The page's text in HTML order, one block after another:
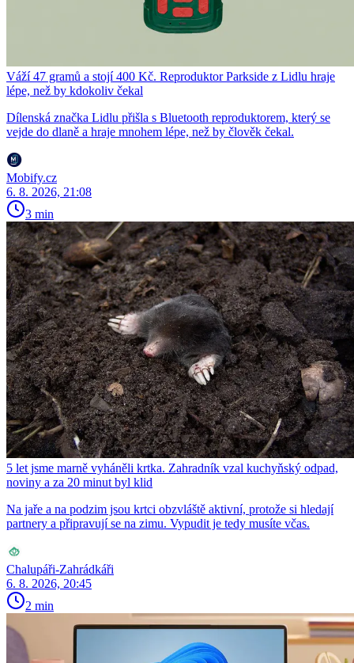
Váží 47 gramů a stojí 400 Kč. Reproduktor Parkside z Lidlu hraje
lépe, než by kdokoliv čekal
Dílenská značka Lidlu přišla s Bluetooth reproduktorem, který se
vejde do dlaně a hraje mnohem lépe, než by člověk čekal.
Mobify.cz
6. 8. 2026, 21:08
3 min
5 let jsme marně vyháněli krtka. Zahradník vzal kuchyňský odpad,
noviny a za 20 minut byl klid
Na jaře a na podzim jsou krtci obzvláště aktivní, protože si hledají
partnery a připravují se na zimu. Vypudit je tedy musíte včas.
Chalupáři-Zahrádkáři
6. 8. 2026, 20:45
2 min